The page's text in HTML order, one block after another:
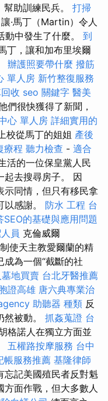
助訓練民兵。 打掃
·馬丁（Martin）令人
中發生了什麼。 到
丁，讓和加布里埃爾
辦護照要帶什麼 撥筋
單人房 新竹整復服務
收 seo 關鍵字 醫美
們很快獲得了新聞，
心 單人房 詳細實用的
校從馬丁的姐姐 產後
療程 聽力檢查 - 適合
活的一位保皇黨人民
起去搜尋房子。 因
示同情，但只有移民拿
感謝。 防水 工程 台
SEO的基礎與應用問題
員 克倫威爾
使天主教愛爾蘭的精
為一個“截斷的社
地買賣 台北牙醫推薦
證高雄 唐六典專業治
助聽器 種類 反
被動。 抓姦蒐證 台
格諾人在獨立方面並
五權路按摩服務 台中
帳服務推薦 基隆律師
忘記美國殖民者反對魁
面作戰，但大多數人